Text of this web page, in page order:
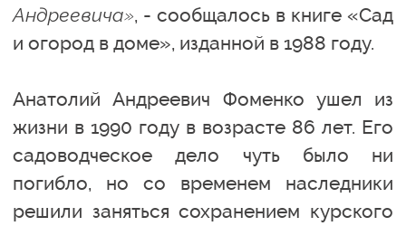
Андреевича», - сообщалось в книге «Сад
и огород в доме», изданной в 1988 году.
Анатолий Андреевич Фоменко ушел из
жизни в 1990 году в возрасте 86 лет. Его
садоводческое дело чуть было ни
погибло, но со временем наследники
решили заняться сохранением курского